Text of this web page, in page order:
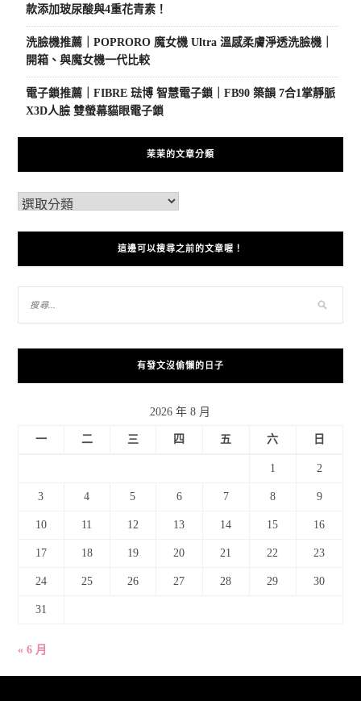
款添加玻尿酸與4重花青素！
洗臉機推薦｜POPRORO 魔女機 Ultra 溫感柔膚淨透洗臉機｜
開箱、與魔女機一代比較
電子鎖推薦｜FIBRE 琺博 智慧電子鎖｜FB90 築韻 7合1掌靜脈
X3D人臉 雙螢幕貓眼電子鎖
茉茉的文章分類
這邊可以搜尋之前的文章喔！
有發文沒偷懶的日子
2026 年 8 月
一 二 三 四 五 六 日
1 2
3 4 5 6 7 8 9
10 11 12 13 14 15 16
17 18 19 20 21 22 23
24 25 26 27 28 29 30
31
« 6 月